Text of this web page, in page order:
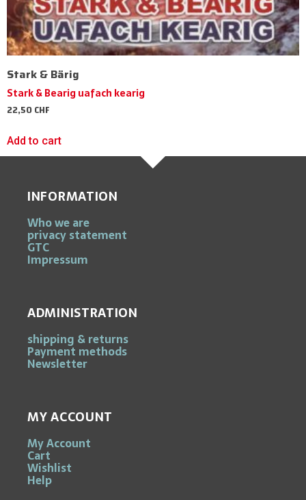
Stark & Bärig
Stark & Bearig uafach kearig
22,50CHF
Add to cart
INFORMATION
Who we are
privacy statement
GTC
Impressum
ADMINISTRATION
shipping & returns
Payment methods
Newsletter
MY ACCOUNT
My Account
Cart
Wishlist
Help